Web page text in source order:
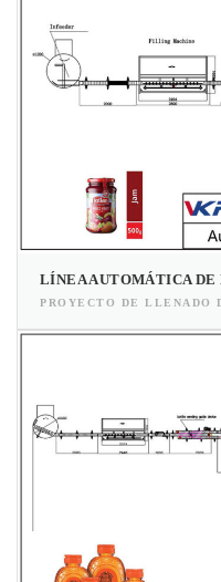
LÍNEA AUTOMÁTICA
PROYECTO DE LLENADO